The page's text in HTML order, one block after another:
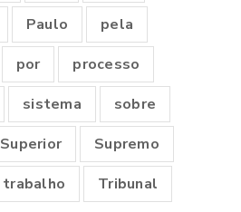
Paulo
pela
por
processo
sistema
sobre
Superior
Supremo
trabalho
Tribunal